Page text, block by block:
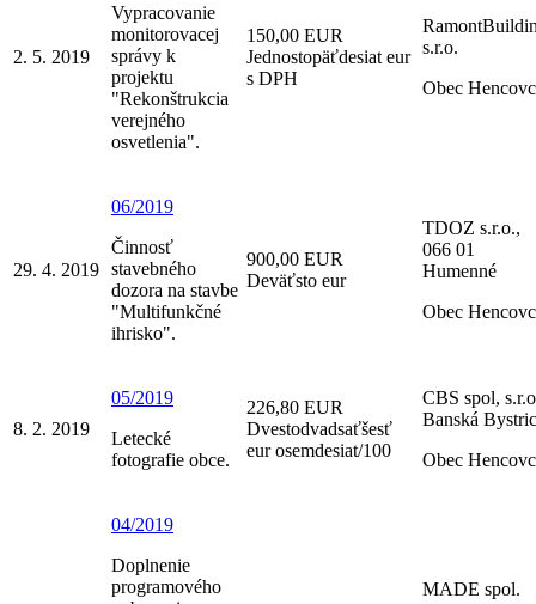
2. 5. 2019
Vypracovanie
monitorovacej
správy k
projektu
"Rekonštrukcia
verejného
osvetlenia".
150,00 EUR
Jednostopäťdesiat eur
s DPH
s.r.o.
Obec
29. 4. 2019
06/2019
Činnosť
stavebného
dozora na stavbe
"Multifunkčné
ihrisko".
900,00 EUR
Deväťsto eur
TDOZ s.r.o.,
066 01
Humenné
Obec
8. 2. 2019
05/2019
Letecké
fotografie obce.
226,80 EUR
Dvestodvadsaťšesť
eur osemdesiat/100
CBS spol,
Banská
Obec
04/2019
Doplnenie
programového
MADE spol.